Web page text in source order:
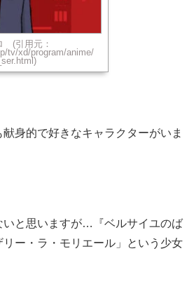
(引用元：
tv/xd/program/anime/
身的で好きなキャラクターがいま
いと思いますが…『ベルサイユのば
ー・ラ・モリエール」という少女